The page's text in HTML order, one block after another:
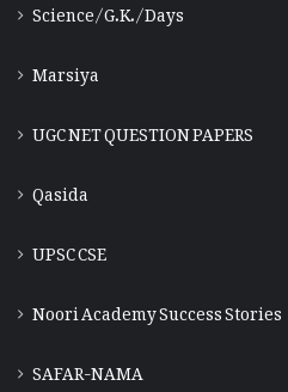
Science/G.K./Days
Marsiya
UGC NET QUESTION PAPERS
Qasida
UPSC CSE
Noori Academy Success Stories
SAFAR-NAMA